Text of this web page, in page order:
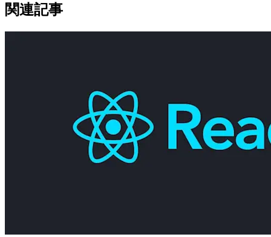
関連記事